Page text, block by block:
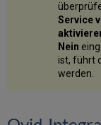
Service
Nein
ist, führt
werden.